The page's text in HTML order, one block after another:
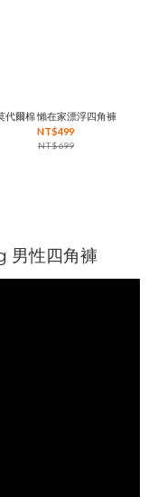
代爾棉 懶在家漂浮四角褲
NT$499
NT$699
性四角褲